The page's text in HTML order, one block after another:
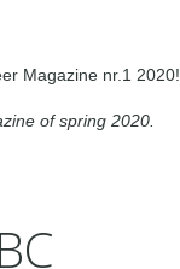
Magazine nr.1 2020!
of spring 2020.